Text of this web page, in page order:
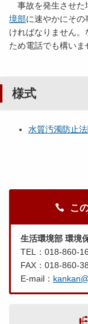
事故を発生させた
境部に速やかにそ
ければなりません
ため電話でも構いま
様式
水質汚濁防止
こ
生活環境部 環境
TEL：018-860-
FAX：018-860-
E-mail：